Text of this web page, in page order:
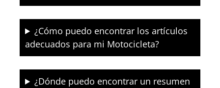
¿Cómo puedo encontrar los artículos
adecuados para mi Motocicleta?
¿Dónde puedo encontrar un resumen